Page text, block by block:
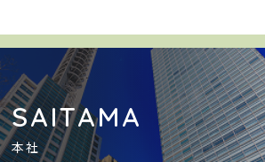
SAITAMA
本社